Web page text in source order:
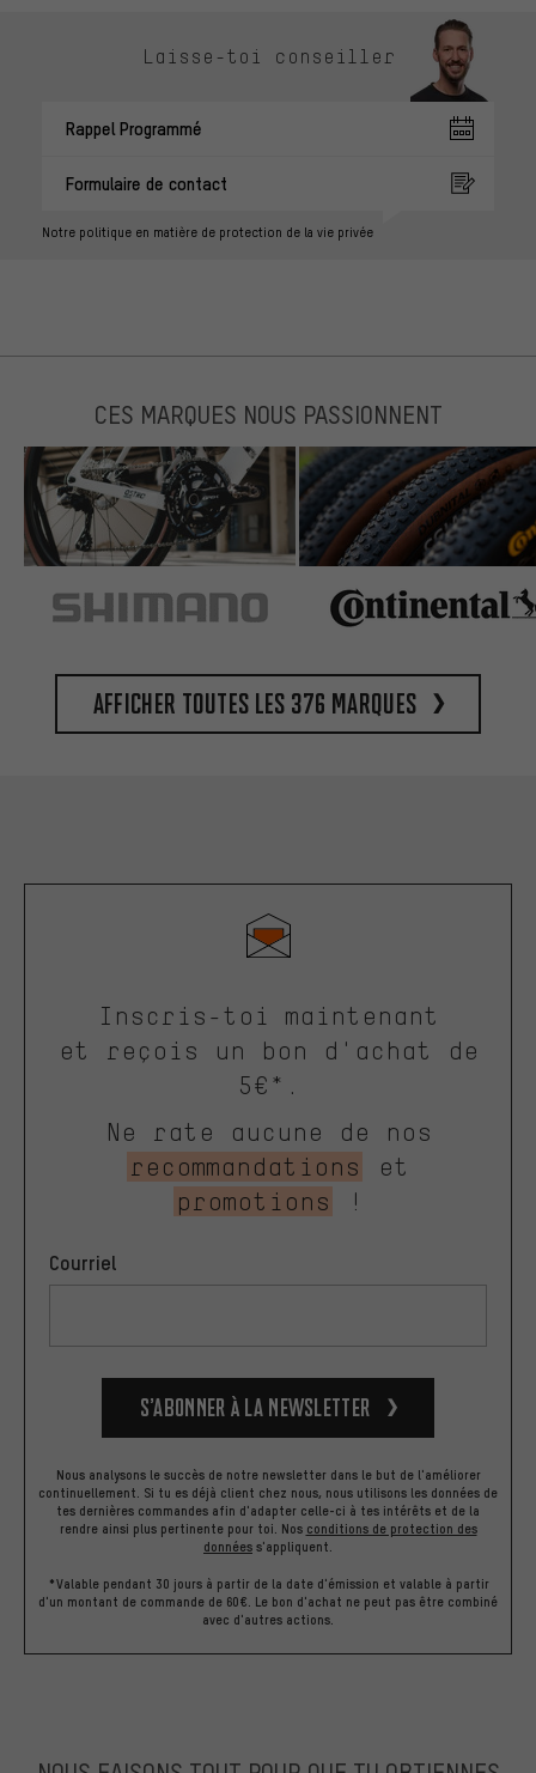
Laisse-toi conseiller
Rappel Programmé
Formulaire de contact
Notre politique en matière de protection de la vie privée
CES MARQUES NOUS PASSIONNENT
Afficher toutes les 376 marques
Inscris-toi maintenant
et reçois un bon d'achat de
5€*.
Ne rate aucune de nos
recommandations
et
promotions
!
Courriel
S’abonner à la newsletter
Nous analysons le succès de notre newsletter dans le but de l'améliorer
continuellement. Si tu es déjà client chez nous, nous utilisons les données de
tes dernières commandes afin d'adapter celle-ci à tes intérêts et de la
rendre ainsi plus pertinente pour toi. Nos conditions de protection des
données s'appliquent.
*Valable pendant 30 jours à partir de la date d'émission et valable à partir
d'un montant de commande de 60€. Le bon d'achat ne peut pas être combiné
avec d'autres actions.